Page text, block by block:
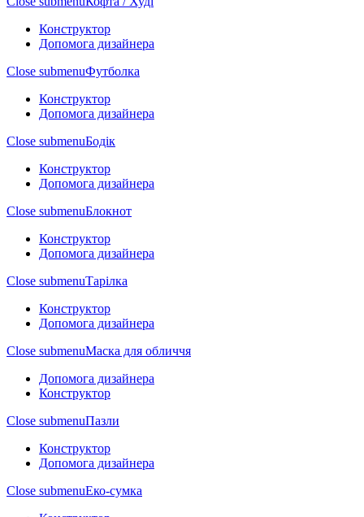
Конструктор
Допомога дизайнера
Close submenuФутболка
Конструктор
Допомога дизайнера
Close submenuБодік
Конструктор
Допомога дизайнера
Close submenuБлокнот
Конструктор
Допомога дизайнера
Close submenuТарілка
Конструктор
Допомога дизайнера
Close submenuМаска для обличчя
Допомога дизайнера
Конструктор
Close submenuПазли
Конструктор
Допомога дизайнера
Close submenuЕко-сумка